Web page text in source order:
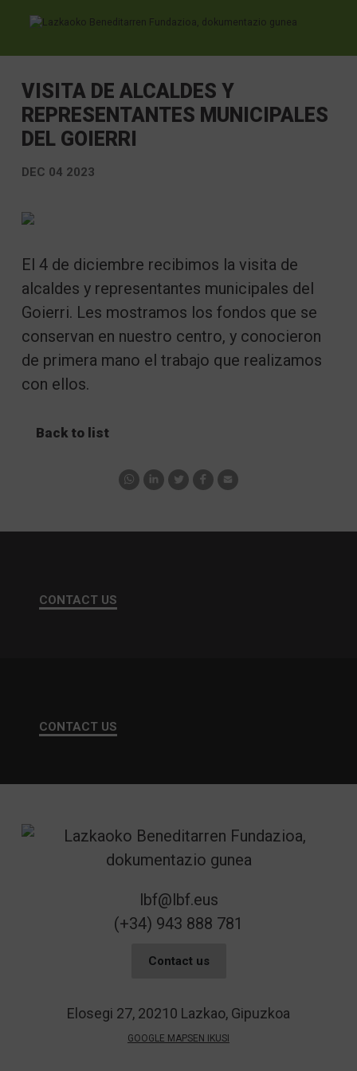
VISITA DE ALCALDES Y
REPRESENTANTES MUNICIPALES
DEL GOIERRI
DEC 04 2023
El 4 de diciembre recibimos la visita de
alcaldes y representantes municipales del
Goierri. Les mostramos los fondos que se
conservan en nuestro centro, y conocieron
de primera mano el trabajo que realizamos
con ellos.
Back to list
CONTACT US
CONTACT US
lbf@lbf.eus
(+34) 943 888 781
Contact us
Elosegi 27, 20210 Lazkao, Gipuzkoa
GOOGLE MAPSEN IKUSI